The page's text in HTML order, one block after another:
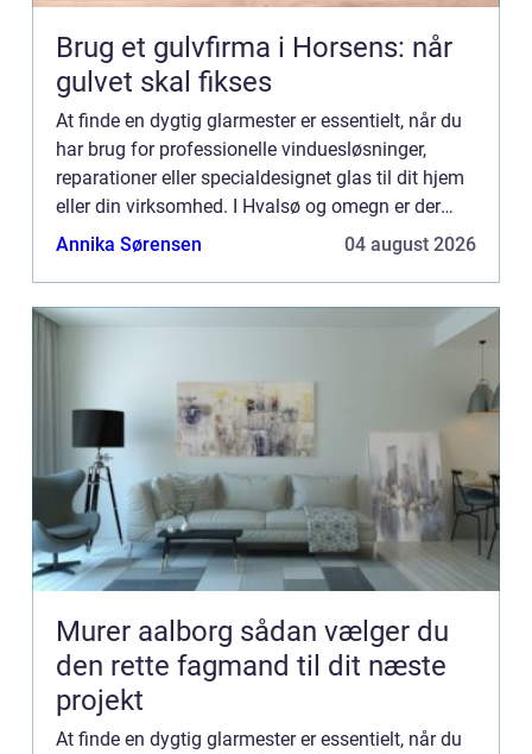
Brug et gulvfirma i Horsens: når
gulvet skal fikses
At finde en dygtig glarmester er essentielt, når du
har brug for professionelle vinduesløsninger,
reparationer eller specialdesignet glas til dit hjem
eller din virksomhed. I Hvalsø og omegn er der
heldigvis hjælp at hente f...
Annika Sørensen 04 august 2026
Murer aalborg sådan vælger du
den rette fagmand til dit næste
projekt
At finde en dygtig glarmester er essentielt, når du